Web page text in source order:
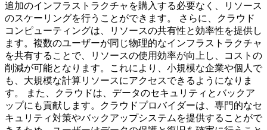
追加のインフラストラクチャを購入する必要なく、リソース
のスケーリングを行うことができます。 さらに、クラウド
コンピューティングは、リソースの共有性と効率性を提供し
ます。複数のユーザーが同じ物理的なインフラストラクチャ
を共有することで、リソースの使用効率が向上し、コストの
削減が可能となります。これにより、小規模な企業や個人で
も、大規模な計算リソースにアクセスできるようになりま
す。 また、クラウドは、データのセキュリティとバックア
ップにも貢献します。クラウドプロバイダーは、専門的なセ
キュリティ対策やバックアップシステムを提供することがで